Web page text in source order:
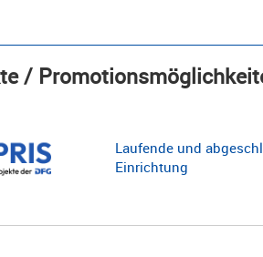
/
Laufende und
Einrichtung